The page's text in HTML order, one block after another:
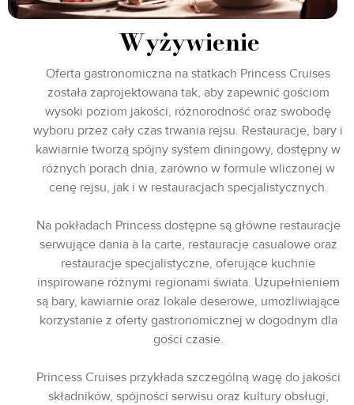
Wyżywienie
Oferta gastronomiczna na statkach Princess Cruises
została zaprojektowana tak, aby zapewnić gościom
wysoki poziom jakości, różnorodność oraz swobodę
wyboru przez cały czas trwania rejsu. Restauracje, bary i
kawiarnie tworzą spójny system diningowy, dostępny w
różnych porach dnia, zarówno w formule wliczonej w
cenę rejsu, jak i w restauracjach specjalistycznych.
Na pokładach Princess dostępne są główne restauracje
serwujące dania à la carte, restauracje casualowe oraz
restauracje specjalistyczne, oferujące kuchnie
inspirowane różnymi regionami świata. Uzupełnieniem
są bary, kawiarnie oraz lokale deserowe, umożliwiające
korzystanie z oferty gastronomicznej w dogodnym dla
gości czasie.
Princess Cruises przykłada szczególną wagę do jakości
składników, spójności serwisu oraz kultury obsługi,